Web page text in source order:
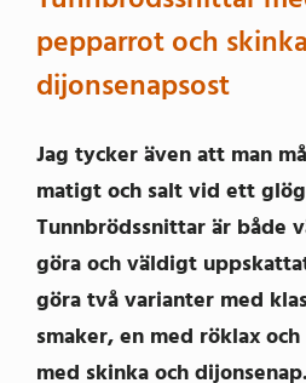
pepparrot och
dijonsenapsost
Jag tycker även att man
matigt och salt vid ett
Tunnbrödssnittar är både
göra och väldigt
göra två varianter med
smaker, en med röklax
med skinka och